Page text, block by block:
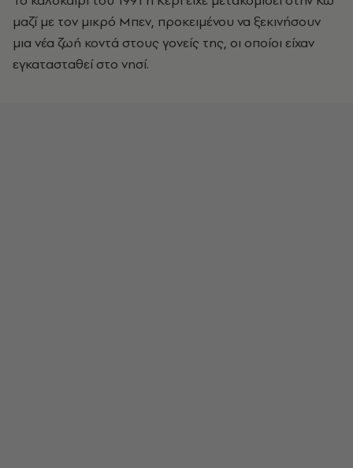
μαζί με τον μικρό Μπεν, προκειμένου να ξεκινήσουν
μια νέα ζωή κοντά στους γονείς της, οι οποίοι είχαν
εγκατασταθεί στο νησί.